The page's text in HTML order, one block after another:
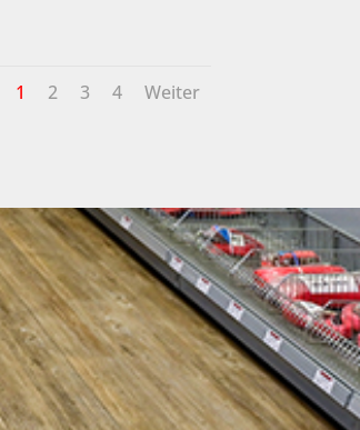
1 2 3 4 Weiter